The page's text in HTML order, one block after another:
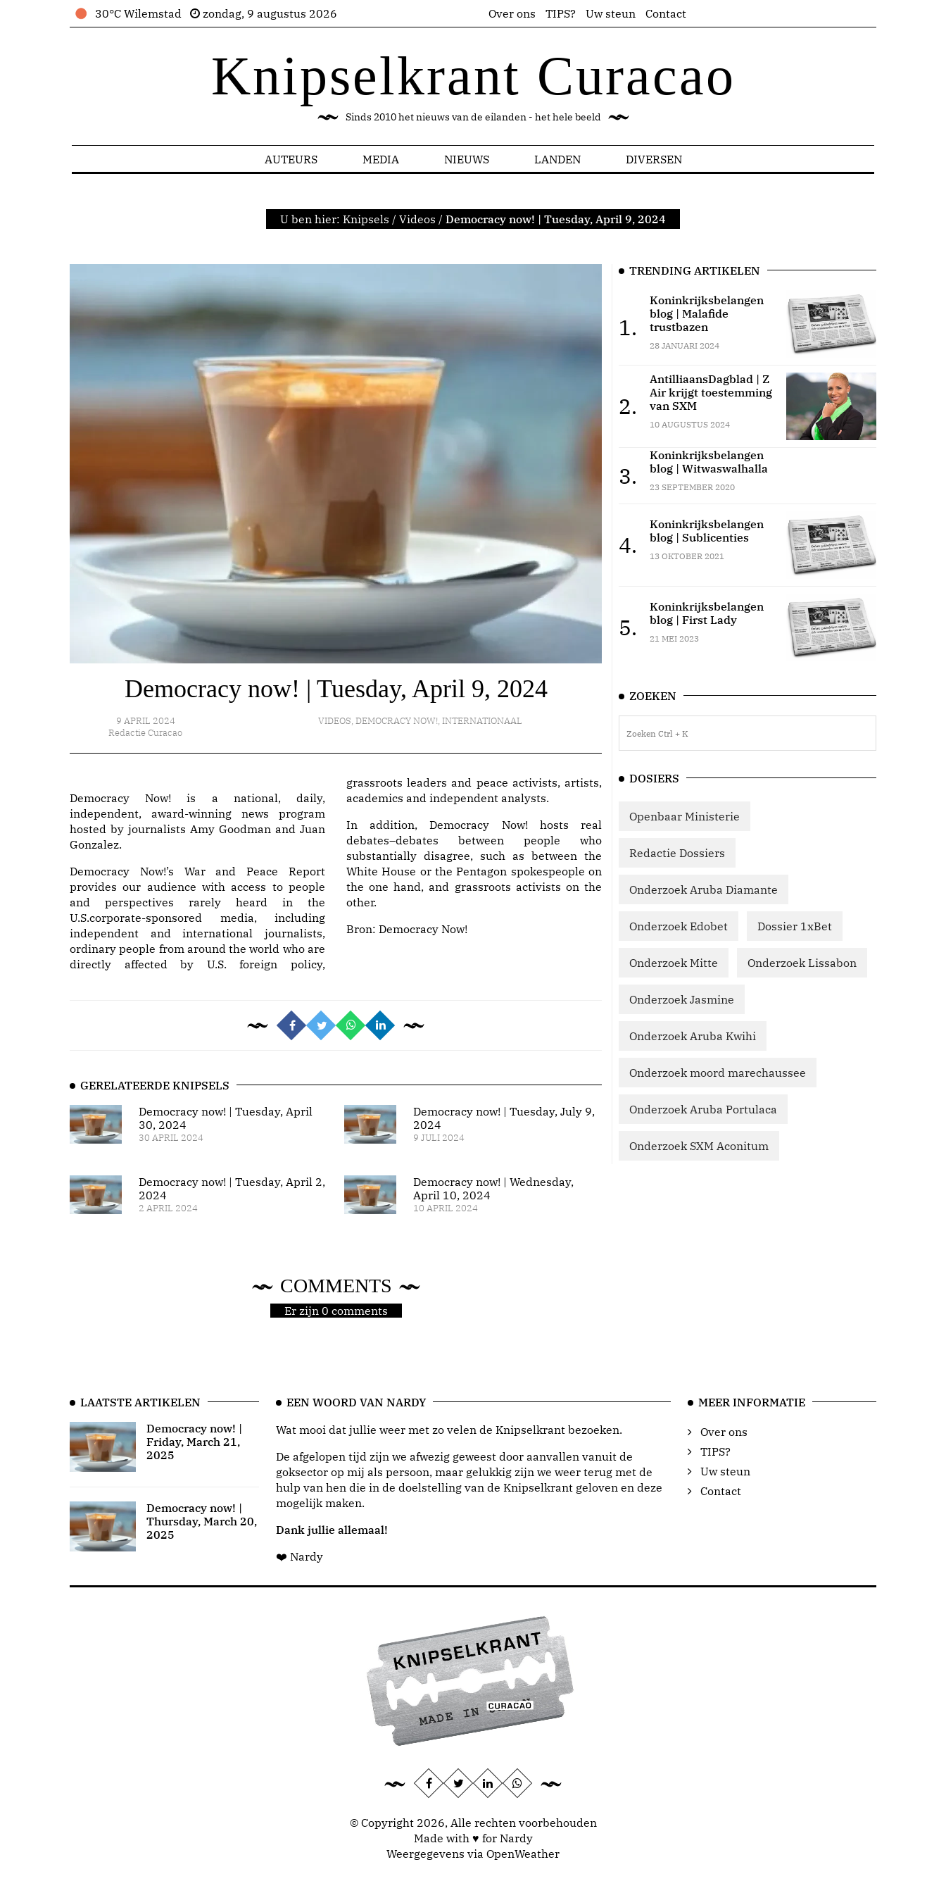
30°C Wilemstad zondag, 9 augustus 2026 Over ons TIPS? Uw steun Contact
Knipselkrant Curacao
Sinds 2010 het nieuws van de eilanden - het hele beeld
AUTEURS MEDIA NIEUWS LANDEN DIVERSEN
U ben hier: Knipsels / Videos / Democracy now! | Tuesday, April 9, 2024
Democracy now! | Tuesday, April 9, 2024
9 APRIL 2024
Redactie Curacao
VIDEOS, DEMOCRACY NOW!, INTERNATIONAAL
Democracy Now! is a national, daily,
independent, award-winning news program
hosted by journalists Amy Goodman and Juan
Gonzalez.
Democracy Now!’s War and Peace Report
provides our audience with access to people
and perspectives rarely heard in the
U.S.corporate-sponsored media, including
independent and international journalists,
ordinary people from around the world who are
directly affected by U.S. foreign policy,
grassroots leaders and peace activists, artists,
academics and independent analysts.
In addition, Democracy Now! hosts real
debates–debates between people who
substantially disagree, such as between the
White House or the Pentagon spokespeople on
the one hand, and grassroots activists on the
other.
Bron: Democracy Now!
GERELATEERDE KNIPSELS
Democracy now! | Tuesday, April
30, 2024
30 APRIL 2024
Democracy now! | Tuesday, April 2,
2024
2 APRIL 2024
Democracy now! | Tuesday, July 9,
2024
9 JULI 2024
Democracy now! | Wednesday,
April 10, 2024
10 APRIL 2024
COMMENTS
Er zijn 0 comments
TRENDING ARTIKELEN
1.
Koninkrijksbelangen
blog | Malafide
trustbazen
28 JANUARI 2024
2.
AntilliaansDagblad | Z
Air krijgt toestemming
van SXM
10 AUGUSTUS 2024
3.
Koninkrijksbelangen
blog | Witwaswalhalla
23 SEPTEMBER 2020
4.
Koninkrijksbelangen
blog | Sublicenties
13 OKTOBER 2021
5.
Koninkrijksbelangen
blog | First Lady
21 MEI 2023
ZOEKEN
DOSIERS
Openbaar Ministerie
Redactie Dossiers
Onderzoek Aruba Diamante
Onderzoek Edobet Dossier 1xBet
Onderzoek Mitte Onderzoek Lissabon
Onderzoek Jasmine
Onderzoek Aruba Kwihi
Onderzoek moord marechaussee
Onderzoek Aruba Portulaca
Onderzoek SXM Aconitum
LAATSTE ARTIKELEN
Democracy now! |
Friday, March 21,
2025
Democracy now! |
Thursday, March 20,
2025
EEN WOORD VAN NARDY
Wat mooi dat jullie weer met zo velen de Knipselkrant bezoeken.
De afgelopen tijd zijn we afwezig geweest door aanvallen vanuit de
goksector op mij als persoon, maar gelukkig zijn we weer terug met de
hulp van hen die in de doelstelling van de Knipselkrant geloven en deze
mogelijk maken.
Dank jullie allemaal!
❤️ Nardy
MEER INFORMATIE
Over ons
TIPS?
Uw steun
Contact
© Copyright 2026, Alle rechten voorbehouden
Made with ♥ for Nardy
Weergegevens via OpenWeather